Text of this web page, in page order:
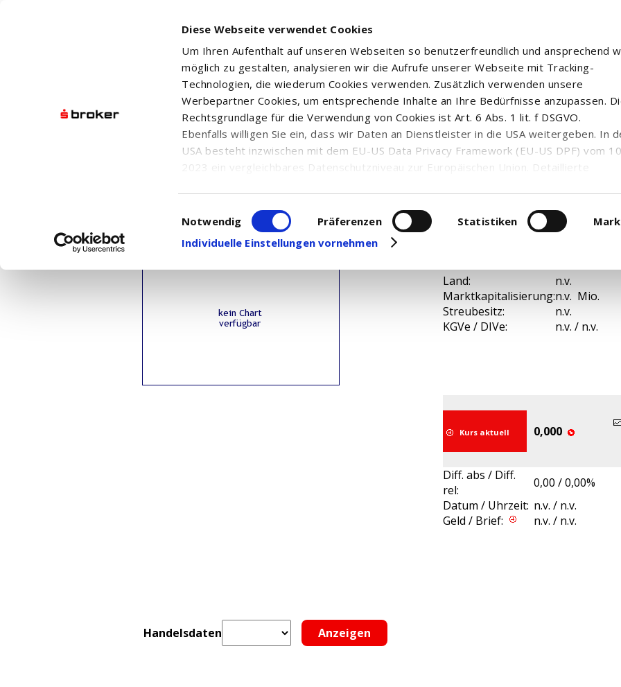
Diese Webseite verwendet Cookies
Um Ihren Aufenthalt auf unseren Webseiten so benutzerfreundlich und ansprechend
möglich zu gestalten, analysieren wir die Aufrufe unserer Webseite mit Tracking-
Technologien, die wiederum Cookies verwenden. Zusätzlich verwenden unsere
Werbepartner Cookies, um entsprechende Inhalte an Ihre Bedürfnisse anzupassen.
Rechtsgrundlage für die Verwendung von Cookies ist Art. 6 Abs. 1 lit. f DSGVO.
Ebenfalls willigen Sie ein, dass wir Daten an Dienstleister in die USA weitergeben. In
USA besteht inzwischen mit dem EU-US Data Privacy Framework (EU-US DPF) vom
2023 ein vergleichbares Datenschutzniveau zur Europäischen Union. Detaillierte
in den USA, finden Sie auf unserer Seite zumDatenschutz. Dort können Sie Ihre
Einwilligung auch jederzeit widerrufen oder anpassen.
Einwilligungsauswahl
Notwendig Präferenzen Statistiken
Individuelle Einstellungen vornehmen
Land:
n.v.
Marktkapitalisierung:n.v. Mio.
Streubesitz:
n.v.
KGVe / DIVe:
n.v. / n.v.
Kurs aktuell 0,000
Diff. abs / Diff.
rel:
0,00 / 0,00%
Datum / Uhrzeit: n.v. / n.v.
Geld / Brief:
n.v. / n.v.
Handelsdaten